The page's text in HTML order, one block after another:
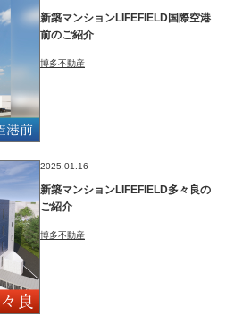
新築マンションLIFEFIELD国際空港
前のご紹介
博多不動産
2025.01.16
新築マンションLIFEFIELD多々良の
ご紹介
博多不動産